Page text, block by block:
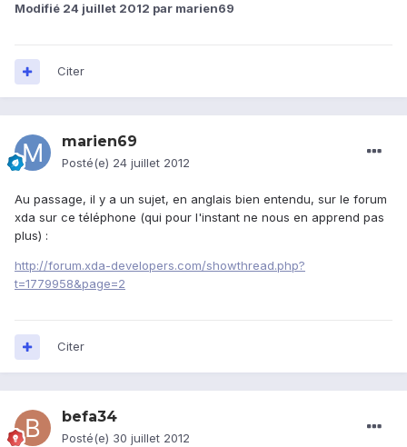
Modifié 24 juillet 2012 par marien69
Citer
marien69
Posté(e) 24 juillet 2012
Au passage, il y a un sujet, en anglais bien entendu, sur le forum
xda sur ce téléphone (qui pour l'instant ne nous en apprend pas
plus) :
http://forum.xda-developers.com/showthread.php?
t=1779958&page=2
Citer
befa34
Posté(e) 30 juillet 2012